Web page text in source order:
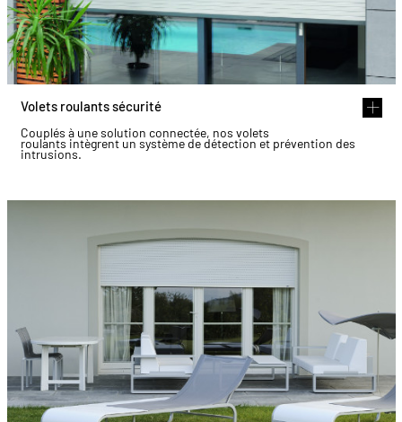
Volets roulants sécurité
Couplés à une solution connectée, nos volets
roulants intègrent un système de détection et prévention des
intrusions.